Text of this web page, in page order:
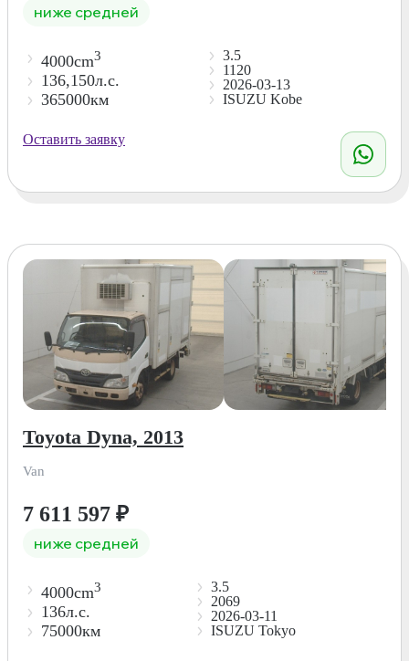
ниже средней
4000cm3
136,150л.с.
365000км
3.5
1120
2026-03-13
ISUZU Kobe
Оставить заявку
Toyota Dyna, 2013
Van
7 611 597 ₽
ниже средней
4000cm3
136л.с.
75000км
3.5
2069
2026-03-11
ISUZU Tokyo